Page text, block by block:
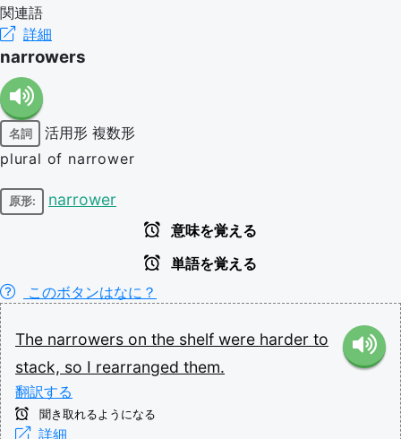
関連語
詳細
narrowers
名詞 活用形 複数形
plural of narrower
原形: narrower
意味を覚える
単語を覚える
このボタンはなに？
The narrowers on the shelf were harder to
stack, so I rearranged them.
翻訳する
聞き取れるようになる
詳細